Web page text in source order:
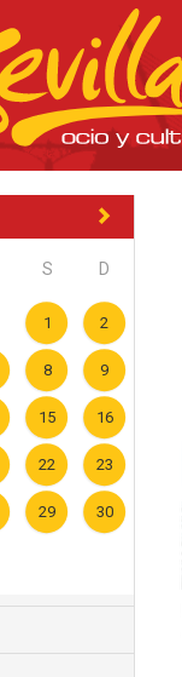
S D
1 2
8 9
15 16
22 23
29 30